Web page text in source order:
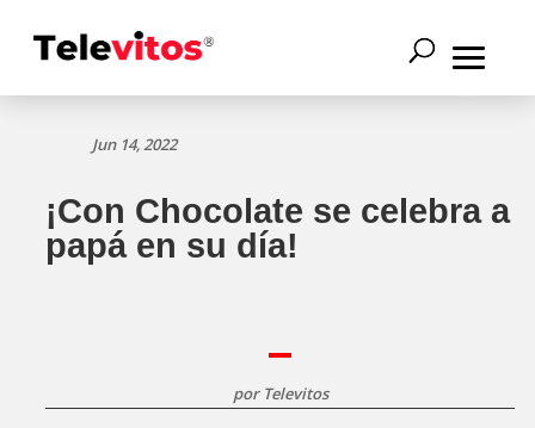
Jun 14, 2022
¡Con Chocolate se celebra a
papá en su día!
por Televitos